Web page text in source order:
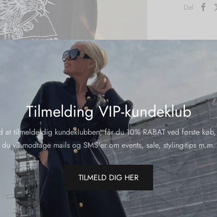
Tilmelding VIP-kundeklub
at tilmelde dig kundeklubben, får du 10% RABAT ved første
du vil modtage mails og SMS'er om events, sale, styling-tips m.m.
TILMELD DIG HER
Del